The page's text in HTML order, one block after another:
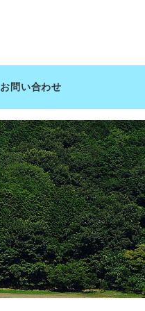
お問い合わせ